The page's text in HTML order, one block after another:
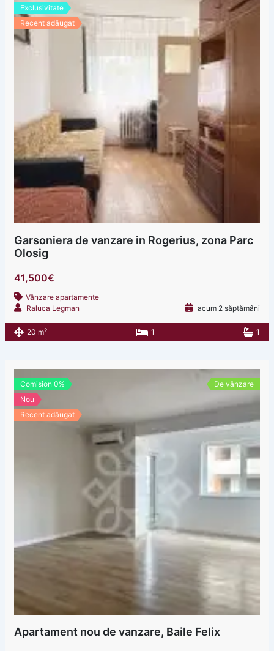
Exclusivitate
Recent adăugat
Garsoniera de vanzare in Rogerius, zona Parc
Olosig
41,500€
Vânzare apartamente
Raluca Legman
acum 2 săptămâni
20 m2 1 1
Comision 0%
Nou
Recent adăugat
De vânzare
Apartament nou de vanzare, Baile Felix